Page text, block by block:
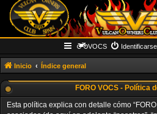
VOCS Identificarse
Inicio Índice general
FORO VOCS - Política
Esta política explica con detalle cómo